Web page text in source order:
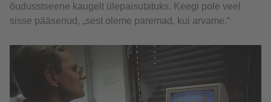
õudusstseene kaugelt ülepaisutatuks. Keegi pole veel
sisse pääsenud, „sest oleme paremad, kui arvame.“